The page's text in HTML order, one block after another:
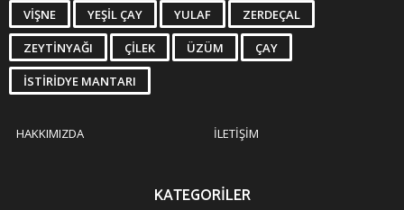
VIŞNE YEŞIL ÇAY YULAF ZERDEÇAL
ZEYTINYAĞI ÇILEK ÜZÜM ÇAY
İSTIRIDYE MANTARI
HAKKIMIZDA İLETIŞIM
KATEGORILER